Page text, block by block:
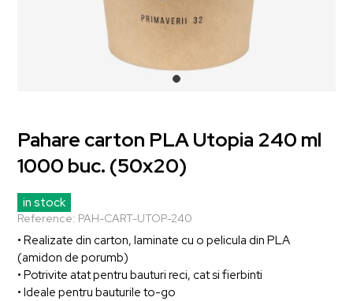
Pahare carton PLA Utopia 240 ml
1000 buc. (50x20)
in stock
Reference: PAH-CART-UTOP-240
• Realizate din carton, laminate cu o pelicula din PLA
(amidon de porumb)
• Potrivite atat pentru bauturi reci, cat si fierbinti
• Ideale pentru bauturile to-go